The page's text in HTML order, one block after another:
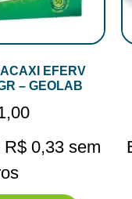
EFERV
– GEOLAB
R$0,33 sem